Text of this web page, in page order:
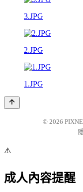
3.JPG
2.JPG
1.JPG
© 2026
⚠️
成人內容提醒